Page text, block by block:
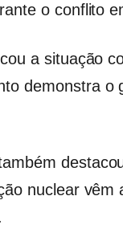
o conflito
a situação
demonstra o
nuclear vêm